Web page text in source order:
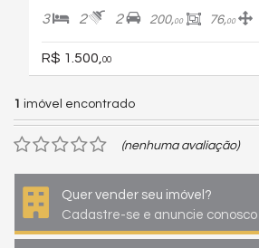
3 2 2 200,00 76,00
R$ 1.500, 00
1 imóvel encontrado
(nenhuma avaliação)
Quer vender seu imóvel?
Cadastre-se e anuncie conosco